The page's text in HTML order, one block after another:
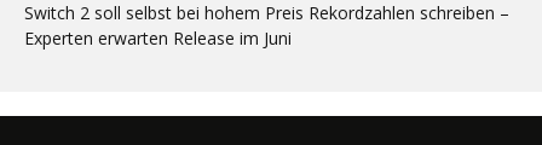
Switch 2 soll selbst bei hohem Preis Rekordzahlen schreiben –
Experten erwarten Release im Juni